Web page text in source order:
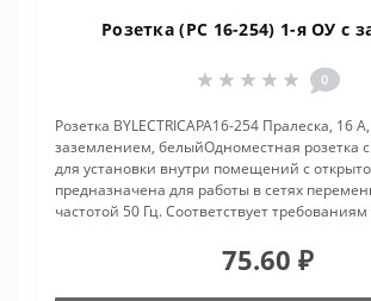
Розетка (РС 16-254) 1-я ОУ с
0
Розетка BYLECTRICAРА16-254 Пралеска, 16
заземлением, белыйОдноместная розетка
для установки внутри помещений с
предназначена для работы в сетях
частотой 50 Гц. Соответствует
75.60 ₽